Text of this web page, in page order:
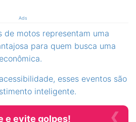
Ads
de motos representam uma
para quem busca uma
esses eventos são
inteligente.
e evite golpes!